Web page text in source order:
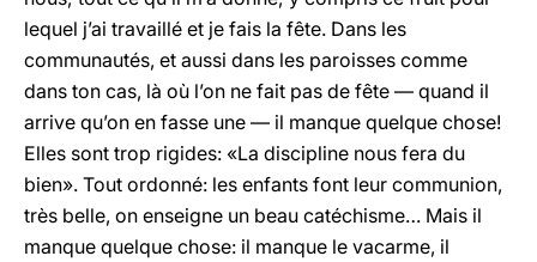
lequel j’ai travaillé et je fais la fête. Dans les
communautés, et aussi dans les paroisses comme
dans ton cas, là où l’on ne fait pas de fête — quand il
arrive qu’on en fasse une — il manque quelque chose!
Elles sont trop rigides: «La discipline nous fera du
bien». Tout ordonné: les enfants font leur communion,
très belle, on enseigne un beau catéchisme… Mais il
manque quelque chose: il manque le vacarme, il